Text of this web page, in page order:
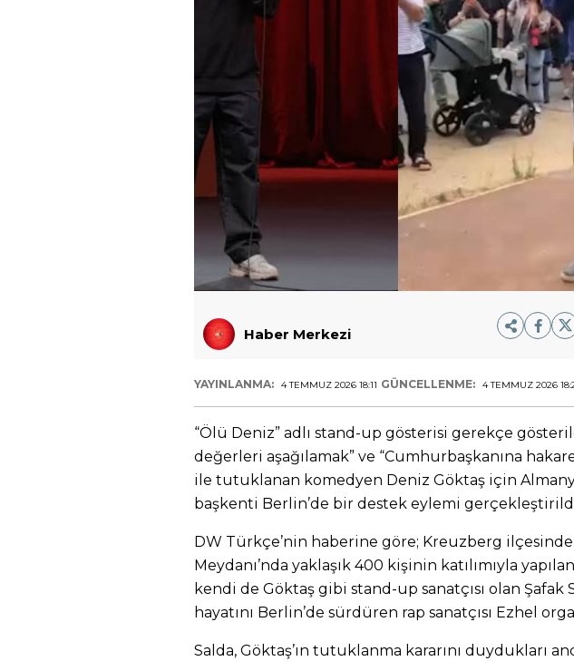
Haber Merkezi
YAYINLANMA: 4 TEMMUZ 2026 18:11 GÜNCELLENME: 4 TEMMUZ 2026
“Ölü Deniz” adlı stand-up gösterisi gerekçe
değerleri aşağılamak” ve “Cumhurbaşkanına
ile tutuklanan komedyen Deniz Göktaş için
başkenti Berlin’de bir destek eylemi
DW Türkçe’nin haberine göre; Kreuzberg
Meydanı’nda yaklaşık 400 kişinin katılımıyla
kendi de Göktaş gibi stand-up sanatçısı olan Şafak
hayatını Berlin’de sürdüren rap sanatçısı Ezhel
Salda, Göktaş’ın tutuklanma kararını duydukları